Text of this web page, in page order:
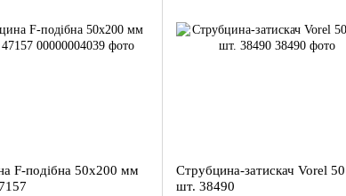
F-подібна 50х200 мм
Струбцина-затискач Vorel
шт. 38490